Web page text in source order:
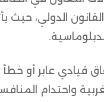
الدولي، حيث
قيادي عابر أو
واحتدام